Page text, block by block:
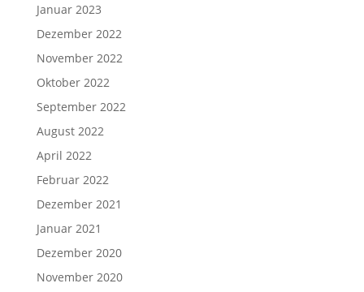
Januar 2023
Dezember 2022
November 2022
Oktober 2022
September 2022
August 2022
April 2022
Februar 2022
Dezember 2021
Januar 2021
Dezember 2020
November 2020